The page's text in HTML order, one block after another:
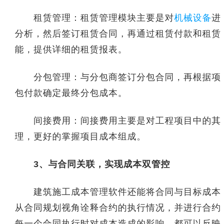
租赁管理：租赁管理模块主要是对机械设备
分析，然后签订租赁合同，再通过租赁付款和租
能，提供详细的租赁报表。
分包管理：与分包商签订分包合同，再根据项
包付款确定最终分包成本。
间接费用：间接费用主要是对工程项目中的其
理，更好的掌握项目成本组成。
3、与合同关联，实现成本双管控
建筑施工成本管理软件还能将合同与目标成本
从合同规划视角诠释合约的执行情况，并进行合